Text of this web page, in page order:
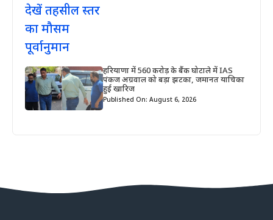
हरियाणा में 560 करोड़ के बैंक घोटाले में IAS
पंकज अग्रवाल को बड़ा झटका, जमानत याचिका
हुई खारिज
Published On: August 6, 2026